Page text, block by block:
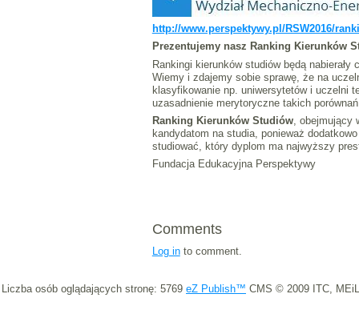
http://www.perspektywy.pl/RSW2016/
Prezentujemy nasz Ranking Kierunków
Rankingi kierunków studiów będą
Wiemy i zdajemy sobie sprawę, że na
klasyfikowanie np. uniwersytetów i uczelni
uzasadnienie merytoryczne takich
Ranking Kierunków Studiów, obejmujący
kandydatom na studia, ponieważ
studiować, który dyplom ma najwyższy
Fundacja Edukacyjna Perspektywy
Comments
Log into comment.
Liczba osób oglądających stronę: 5769 eZ Publish™ CMS © 2009 ITC,